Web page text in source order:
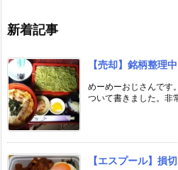
新着記事
【売却】銘柄整理
めーめーおじさんです
ついて書きました。非
【エスプール】